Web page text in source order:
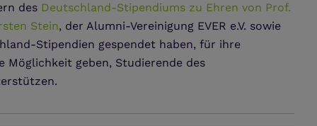
des Deutschland-Stipendiums zu Ehren von Prof.
Stein, der Alumni-Vereinigung EVER e.V. sowie
Stipendien gespendet haben, für ihre
Möglichkeit geben, Studierende des